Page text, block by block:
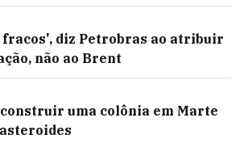
fracos', diz Petrobras ao atribuir
não ao Brent
uma colônia em Marte